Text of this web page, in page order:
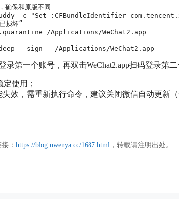
保和原版不同
-c "Set :CFBundleIdentifier
损坏”
/Applications/WeChat2.app
--sign - /Applications/WeChat2.app
录第一个账号，再双击WeChat2.app扫码登录第
使用；
失效，需重新执行命令，建议关闭微信自动更
： https://blog.uwenya.cc/1687.html ，转载请注明出处。